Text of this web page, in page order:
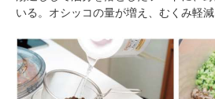
いる。オシッコの量が増え、むくみ軽減